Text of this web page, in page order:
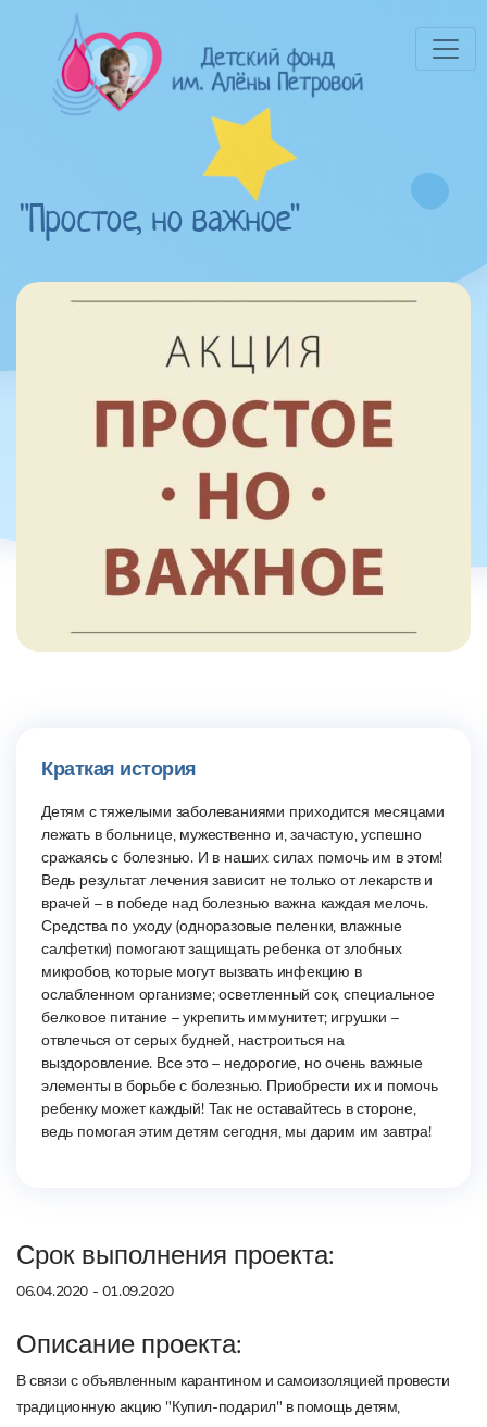
"Простое, но важное"
Краткая история
Детям с тяжелыми заболеваниями приходится месяцами
лежать в больнице, мужественно и, зачастую, успешно
сражаясь с болезнью. И в наших силах помочь им в этом!
Ведь результат лечения зависит не только от лекарств и
врачей – в победе над болезнью важна каждая мелочь.
Средства по уходу (одноразовые пеленки, влажные
салфетки) помогают защищать ребенка от злобных
микробов, которые могут вызвать инфекцию в
ослабленном организме; осветленный сок, специальное
белковое питание – укрепить иммунитет; игрушки –
отвлечься от серых будней, настроиться на
выздоровление. Все это – недорогие, но очень важные
элементы в борьбе с болезнью. Приобрести их и помочь
ребенку может каждый! Так не оставайтесь в стороне,
ведь помогая этим детям сегодня, мы дарим им завтра!
Срок выполнения проекта:
06.04.2020 - 01.09.2020
Описание проекта:
В связи с объявленным карантином и самоизоляцией провести
традиционную акцию "Купил-подарил" в помощь детям,